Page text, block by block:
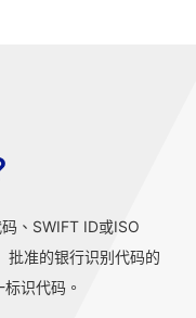
、SWIFT ID或ISO
批准的银行识别代码的
识代码。